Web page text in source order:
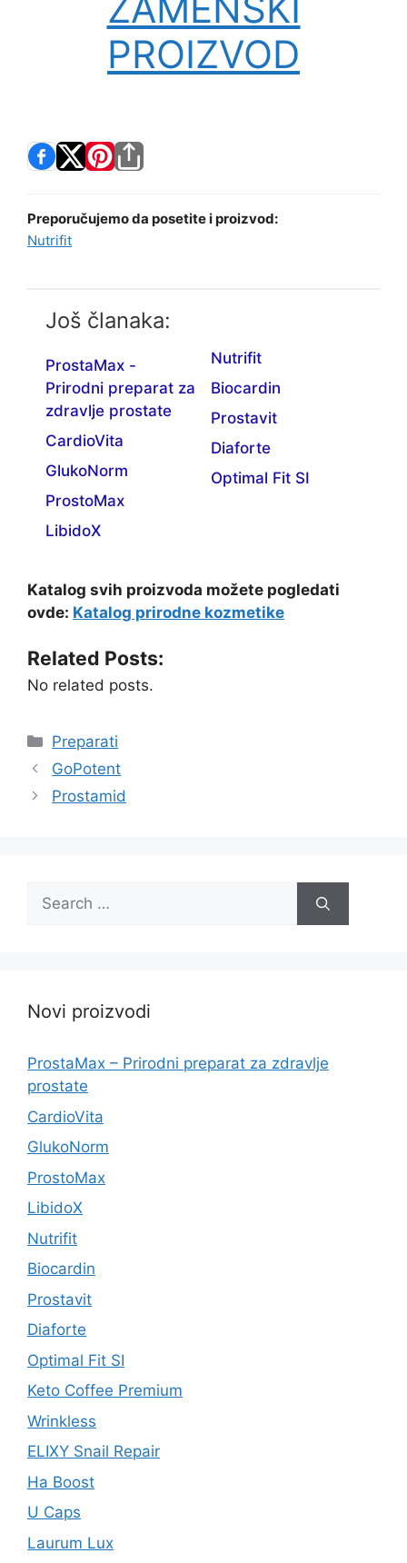
PROIZVOD
Preporučujemo da posetite i proizvod:
Nutrifit
Još članaka:
ProstaMax -
Prirodni preparat za
zdravlje prostate
CardioVita
GlukoNorm
ProstoMax
LibidoX
Nutrifit
Biocardin
Prostavit
Diaforte
Optimal Fit SI
Katalog svih proizvoda možete pogledati
ovde: Katalog prirodne kozmetike
Related Posts:
No related posts.
Categories
Preparati
GoPotent
Prostamid
Search
for:
Novi proizvodi
ProstaMax – Prirodni preparat za zdravlje
prostate
CardioVita
GlukoNorm
ProstoMax
LibidoX
Nutrifit
Biocardin
Prostavit
Diaforte
Optimal Fit SI
Keto Coffee Premium
Wrinkless
ELIXY Snail Repair
Ha Boost
U Caps
Laurum Lux